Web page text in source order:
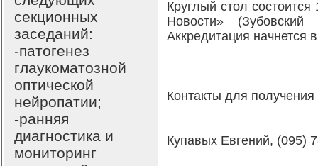
секционных
заседаний:
-патогенез
глаукоматозной
оптической
нейропатии;
-ранняя
диагностика и
мониторинг
Круглый стол
Новости»
Аккредитация начнется
Контакты для
Купавых Евгений, (095)